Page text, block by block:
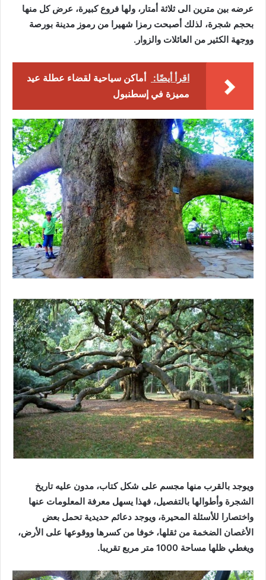
عرضه بين مترين الى ثلاثة أمتار، ولها فروع كبيرة، عرض كل منها
بحجم شجرة، لذلك أصبحت رمزا شهيرا من رموز مدينة بورصة
ووجهة الكثير من العائلات والزوار.
اقرأ أيضًا:
أماكن سياحية لقضاء عطلة عيد
مميزة في إسطنبول
ويوجد بالقرب منها مجسم على شكل كتاب، مدون عليه تاريخ
الشجرة وأطوالها بالتفصيل، فهذا يسهل معرفة المعلومات عنها
واختصارا للأسئلة المحيرة، ويوجد دعائم حديدية تحمل بعض
الأغصان الضخمة من ثقلها، خوفا من كسرها ووقوعها على الأرض،
ويغطي ظلها مساحة 1000 متر مربع تقريبا.